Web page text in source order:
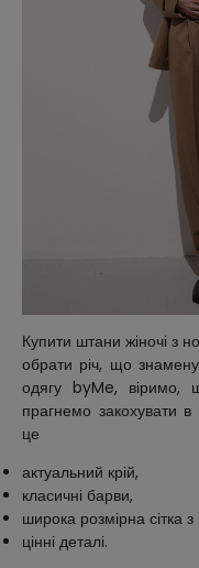
Купити штани жіночі з
обрати річ, що
одягу byMe,
прагнемо закохувати
це
актуальний крій,
класичні барви,
широка розмірна сітка
цінні деталі.